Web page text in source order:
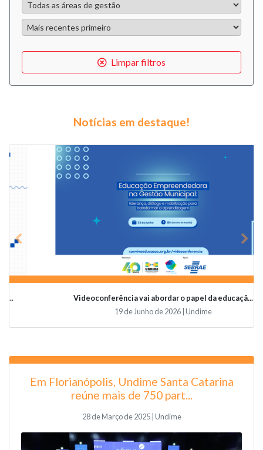
Limpar filtros
Notícias em destaque!
Videoconferência vai abordar o papel da educaçã...
19 de Junho de 2026 | Undime
Previous
Em Florianópolis, Undime Santa Catarina
reúne mais de 750 part...
28 de Março de 2025 | Undime